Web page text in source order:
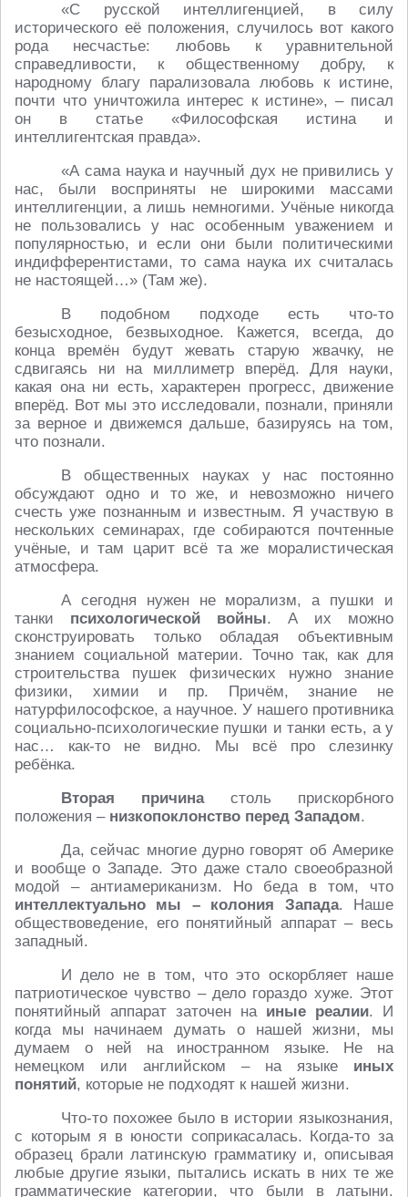
«С русской интеллигенцией, в силу
исторического её положения, случилось вот какого
рода несчастье: любовь к уравнительной
справедливости, к общественному добру, к
народному благу парализовала любовь к истине,
почти что уничтожила интерес к истине», – писал
он в статье «Философская истина и
интеллигентская правда».
«А сама наука и научный дух не привились у
нас, были восприняты не широкими массами
интеллигенции, а лишь немногими. Учёные никогда
не пользовались у нас особенным уважением и
популярностью, и если они были политическими
индифферентистами, то сама наука их считалась
не настоящей…» (Там же).
В подобном подходе есть что-то
безысходное, безвыходное. Кажется, всегда, до
конца времён будут жевать старую жвачку, не
сдвигаясь ни на миллиметр вперёд. Для науки,
какая она ни есть, характерен прогресс, движение
вперёд. Вот мы это исследовали, познали, приняли
за верное и движемся дальше, базируясь на том,
что познали.
В общественных науках у нас постоянно
обсуждают одно и то же, и невозможно ничего
счесть уже познанным и известным. Я участвую в
нескольких семинарах, где собираются почтенные
учёные, и там царит всё та же моралистическая
атмосфера.
А сегодня нужен не морализм, а пушки и
танки психологической войны. А их можно
сконструировать только обладая объективным
знанием социальной материи. Точно так, как для
строительства пушек физических нужно знание
физики, химии и пр. Причём, знание не
натурфилософское, а научное. У нашего противника
социально-психологические пушки и танки есть, а у
нас… как-то не видно. Мы всё про слезинку
ребёнка.
Вторая причинастоль прискорбного
положения – низкопоклонство перед Западом.
Да, сейчас многие дурно говорят об Америке
и вообще о Западе. Это даже стало своеобразной
модой – антиамериканизм. Но беда в том, что
интеллектуально мы – колония Запада. Наше
обществоведение, его понятийный аппарат – весь
западный.
И дело не в том, что это оскорбляет наше
патриотическое чувство – дело гораздо хуже. Этот
понятийный аппарат заточен на иные реалии. И
когда мы начинаем думать о нашей жизни, мы
думаем о ней на иностранном языке. Не на
немецком или английском – на языке иных
понятий, которые не подходят к нашей жизни.
Что-то похожее было в истории языкознания,
с которым я в юности соприкасалась. Когда-то за
образец брали латинскую грамматику и, описывая
любые другие языки, пытались искать в них те же
грамматические категории, что были в латыни.